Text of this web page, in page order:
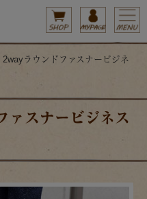
ラウンドファスナービジネ
ァスナービジネス